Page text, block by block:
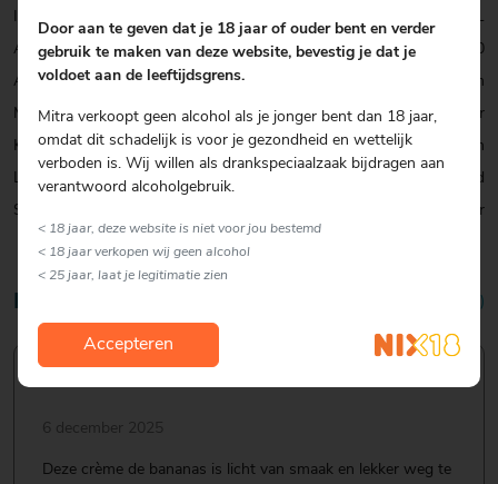
Reviews 5/5 (2 reviews)
6 december 2025
Deze crème de bananas is licht van smaak en lekker weg te
Inhoud:
50 CL
Alcohol percentage:
15,0
Allergenen:
Geen
Merk:
De Kuyper
Kenmerk:
Vegan
Land:
Nederland
Soort:
Liqueur
Door aan te geven dat je 18 jaar of ouder bent en verder
gebruik te maken van deze website, bevestig je dat je
voldoet aan de leeftijdsgrens.
Mitra verkoopt geen alcohol als je jonger bent dan 18 jaar,
omdat dit schadelijk is voor je gezondheid en wettelijk
verboden is. Wij willen als drankspeciaalzaak bijdragen aan
verantwoord alcoholgebruik.
< 18 jaar, deze website is niet voor jou bestemd
< 18 jaar verkopen wij geen alcohol
< 25 jaar, laat je legitimatie zien
Accepteren